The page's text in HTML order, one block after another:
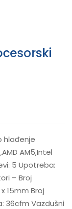
hlađenje
AM5,Intel
5 Upotreba:
– Broj
15mm Broj
36cfm Vazdušni